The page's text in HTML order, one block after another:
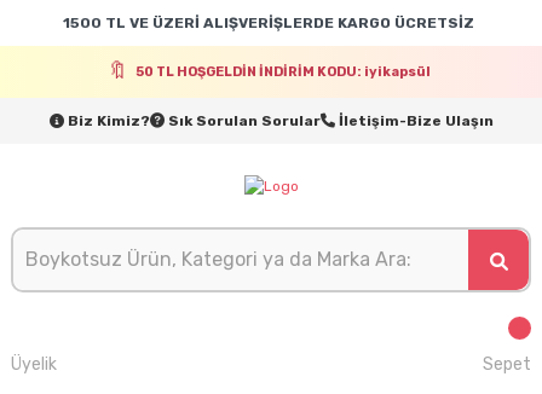
1500 TL VE ÜZERİ ALIŞVERİŞLERDE KARGO ÜCRETSİZ
50 TL HOŞGELDİN İNDİRİM KODU: iyikapsül
Biz Kimiz? Sık Sorulan Sorular İletişim-Bize Ulaşın
Üyelik Sepet